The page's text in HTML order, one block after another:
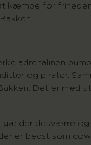
kæmpe for
adrenalinen
og pirater.
Det er med
gælder desværre
er bedst som